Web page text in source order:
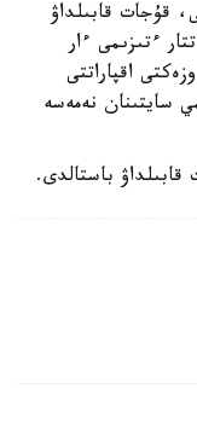
قۇجات قابىلداۋ
ءتىزىمى ءار
اقپاراتتى
سايتىنان نەمەسە
باستالدى.